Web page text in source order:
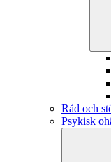
Råd och
Psykisk